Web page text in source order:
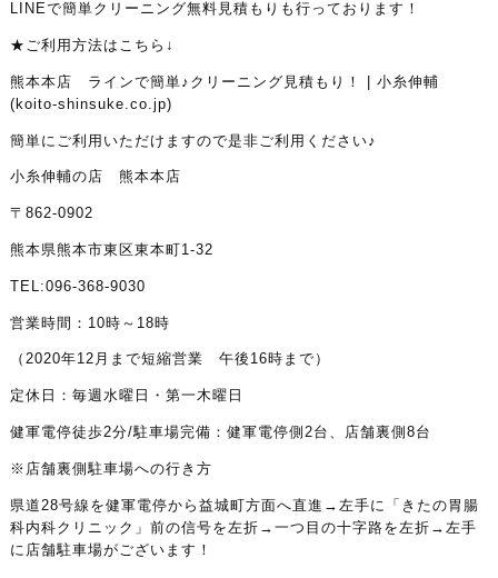
LINEで簡単クリーニング無料見積もりも行っております！
★ご利用方法はこちら↓
熊本本店 ラインで簡単♪クリーニング見積もり！ | 小糸伸輔
(koito-shinsuke.co.jp)
簡単にご利用いただけますので是非ご利用ください♪
小糸伸輔の店 熊本本店
〒862-0902
熊本県熊本市東区東本町1-32
TEL:096-368-9030
営業時間：10時～18時
（2020年12月まで短縮営業 午後16時まで）
定休日：毎週水曜日・第一木曜日
健軍電停徒歩2分/駐車場完備：健軍電停側2台、店舗裏側8台
※店舗裏側駐車場への行き方
県道28号線を健軍電停から益城町方面へ直進→左手に「きたの胃腸
科内科クリニック」前の信号を左折→一つ目の十字路を左折→左手
に店舗駐車場がございます！